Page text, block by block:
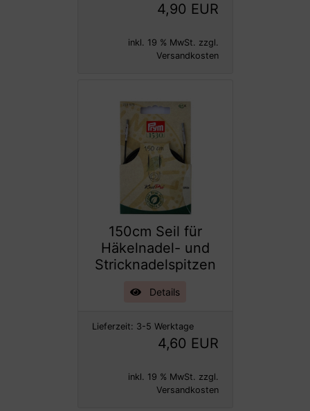
4,90 EUR
inkl. 19 % MwSt. zzgl.
Versandkosten
150cm Seil für
Häkelnadel- und
Stricknadelspitzen
Details
Lieferzeit: 3-5 Werktage
4,60 EUR
inkl. 19 % MwSt. zzgl.
Versandkosten